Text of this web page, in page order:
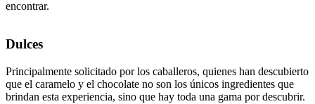
encontrar.
Dulces
Principalmente solicitado por los caballeros, quienes han descubierto
que el caramelo y el chocolate no son los únicos ingredientes que
brindan esta experiencia, sino que hay toda una gama por descubrir.